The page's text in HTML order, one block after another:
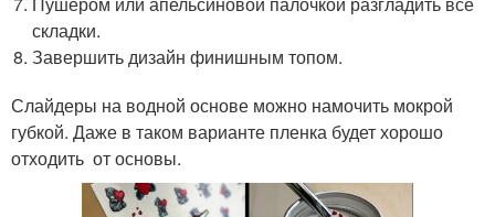
складки.
Завершить дизайн финишным топом.
Слайдеры на водной основе можно намочить мокрой
губкой. Даже в таком варианте пленка будет хорошо
отходить от основы.